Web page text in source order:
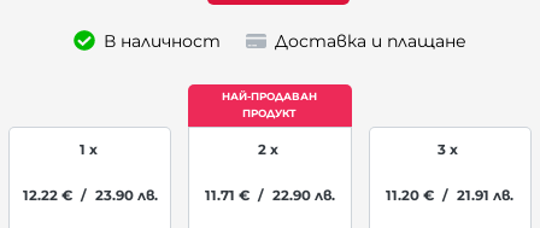
В наличност Доставка и плащане
1 x
12.22 € / 23.90 лв.
2 x
11.71 € / 22.90 лв.
3 x
11.20 € / 21.91 лв.